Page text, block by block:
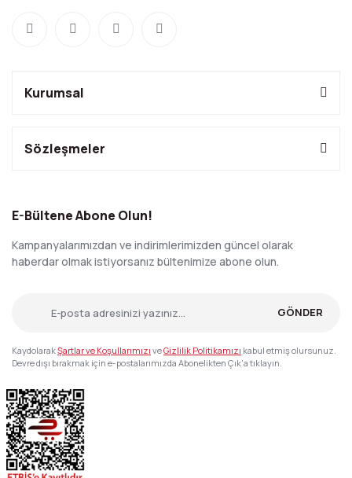
Kurumsal
Sözleşmeler
E-Bültene Abone Olun!
Kampanyalarımızdan ve indirimlerimizden güncel olarak
haberdar olmak istiyorsanız bültenimize abone olun.
GÖNDER
KaydolarakŞartlar ve Koşullarımızı veGizlilik Politikamızı kabul etmiş olursunuz.
Devre dışı bırakmak için e-postalarımızda Abonelikten Çık'a tıklayın.